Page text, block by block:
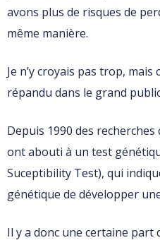
avons plus de risques de
même manière.
Je n’y croyais pas trop,
répandu dans le grand
Depuis 1990 des
ont abouti à un test
Suceptibility Test), qui
génétique de développer
Il y a donc une certaine part